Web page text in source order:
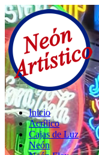
Inicio
Acrílico
Cajas de Luz
Neón